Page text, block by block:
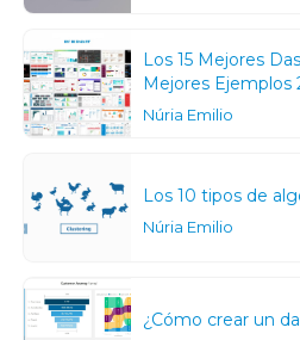
Los 15 Mejores
Mejores Ejemplos
Núria Emilio
Los 10 tipos de
Núria Emilio
¿Cómo crear un